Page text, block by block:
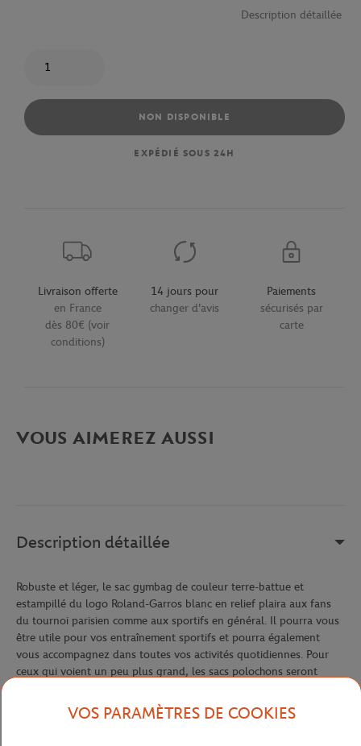
Description détaillée
NON DISPONIBLE
EXPÉDIÉ SOUS 24H
Livraison offerte
en France
dès 80€ (voir
conditions)
14 jours pour
changer d'avis
Paiements
sécurisés par
carte
VOUS AIMEREZ AUSSI
Description détaillée
Robuste et léger, le sac gymbag de couleur terre-battue et
estampillé du logo Roland-Garros blanc en relief plaira aux fans
du tournoi parisien comme aux sportifs en général. Il pourra vous
être utile pour vos entraînement sportifs et pourra également
vous accompagnez dans toutes vos activités quotidiennes. Pour
ceux qui voient un peu plus grand, les sacs polochons seront
Référence :RBGU0517-TBA-TU
VOS PARAMÈTRES DE COOKIES